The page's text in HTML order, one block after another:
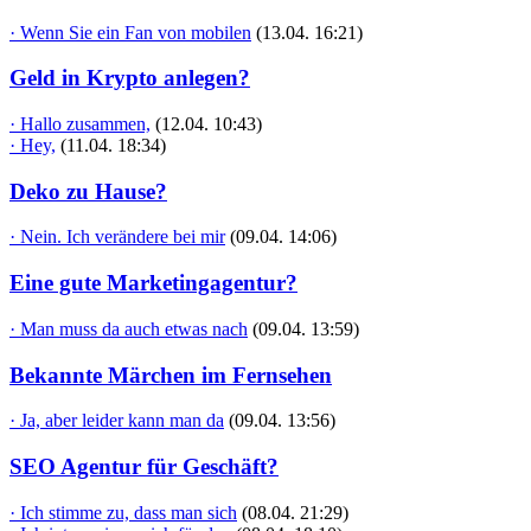
· Wenn Sie ein Fan von mobilen (13.04. 16:21)
Geld in Krypto anlegen?
· Hallo zusammen, (12.04. 10:43)
· Hey, (11.04. 18:34)
Deko zu Hause?
· Nein. Ich verändere bei mir (09.04. 14:06)
Eine gute Marketingagentur?
· Man muss da auch etwas nach (09.04. 13:59)
Bekannte Märchen im Fernsehen
· Ja, aber leider kann man da (09.04. 13:56)
SEO Agentur für Geschäft?
· Ich stimme zu, dass man sich (08.04. 21:29)